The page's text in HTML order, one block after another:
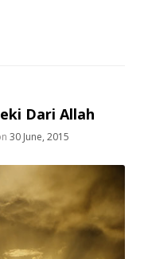
Dari Allah
30 June, 2015